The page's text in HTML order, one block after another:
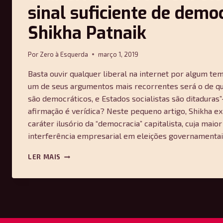
sinal suficiente de
Shikha Patnaik
Por Zero à Esquerda março 1, 2019
Basta ouvir qualquer liberal na internet por algum
um de seus argumentos mais recorrentes será o de
são democráticos, e Estados socialistas são
afirmação é verídica? Neste pequeno artigo, Shikha
caráter ilusório da “democracia” capitalista, cuja
interferência empresarial em eleições
LER MAIS O